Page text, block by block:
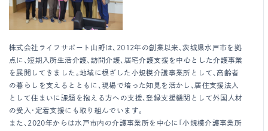
株式会社ライフサポート山野は、2012年の創業以来、茨城県水戸市を拠
点に、短期入所生活介護、訪問介護、居宅介護支援を中心とした介護事業
を展開してきました。地域に根ざした小規模介護事業所として、高齢者
の暮らしを支えるとともに、現場で培った知見を活かし、居住支援法人
として住まいに課題を抱える方への支援、登録支援機関として外国人材
の受入・定着支援にも取り組んでいます。
また、2020年からは水戸市内の介護事業所を中心に「小規模介護事業所